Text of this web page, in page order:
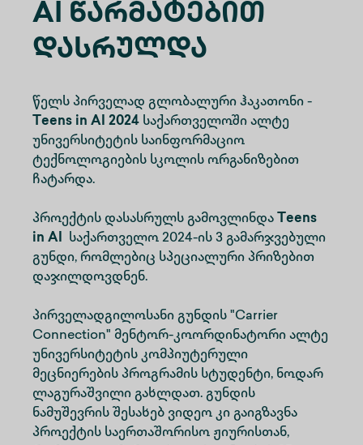
AI Წარმატებით
Დასრულდა
წელს პირველად გლობალური ჰაკათონი -
Teens in AI 2024 საქართველოში ალტე
უნივერსიტეტის საინფორმაციო
ტექნოლოგიების სკოლის ორგანიზებით
ჩატარდა.
პროექტის დასასრულს გამოვლინდა Teens
in AI საქართველო 2024-ის 3 გამარჯვებული
გუნდი, რომლებიც სპეციალური პრიზებით
დაჯილდოვდნენ.
პირველადგილოსანი გუნდის "Carrier
Connection" მენტორ-კოორდინატორი ალტე
უნივერსიტეტის კომპიუტერული
მეცნიერების პროგრამის სტუდენტი, ნოდარ
ლაგურაშვილი გახლდათ. გუნდის
ნამუშევრის შესახებ ვიდეო კი გაიგზავნა
პროექტის საერთაშორისო ჟიურისთან,